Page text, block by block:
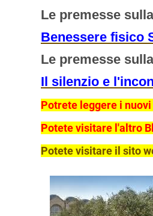
Le premesse
Benessere fisico
Le premesse
Il silenzio e
Potrete leggere i
Potete visitare l'altro
Potete visitare il sito